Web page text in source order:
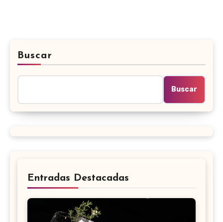
Buscar
Buscar
Entradas Destacadas